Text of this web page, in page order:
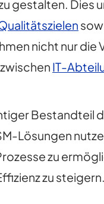
gestalten. Dies
nicht nur
IT-
Bestandteil
Lösungen
zu
zu steigern.